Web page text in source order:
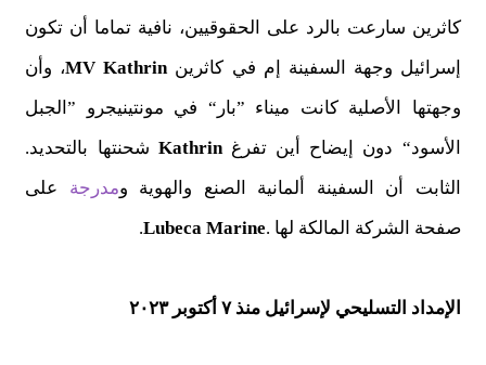
كاثرين سارعت بالرد على الحقوقيين، نافية تماما أن تكون
إسرائيل وجهة السفينة إم في كاثرينMV Kathrin، وأن
وجهتها الأصلية كانت ميناء ”بار“ في مونتينيجرو ”الجبل
الأسود“ دون إيضاح أين تفرغKathrin شحنتها بالتحديد.
الثابت أن السفينة ألمانية الصنع والهوية ومدرجة على
صفحة الشركة المالكة لها .Lubeca Marine
.
الإمداد التسليحي لإسرائيل منذ ٧ أكتوبر ٢٠٢٣